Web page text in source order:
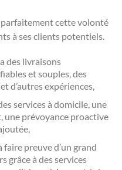
parfaitement cette volonté
à ses clients potentiels.
des livraisons
et souples, des
d’autres expériences,
services à domicile, une
une prévoyance proactive
faire preuve d’un grand
grâce à des services